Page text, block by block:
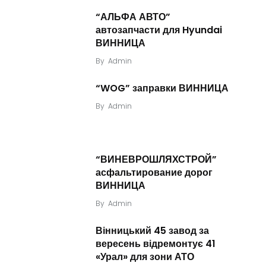
“АЛЬФА АВТО”
автозапчасти для Hyundai
ВИННИЦА
By Admin
“WOG” заправки ВИННИЦА
By Admin
“ВИНЕВРОШЛЯХСТРОЙ”
асфальтирование дорог
ВИННИЦА
By Admin
Вінницький 45 завод за
вересень відремонтує 41
«Урал» для зони АТО